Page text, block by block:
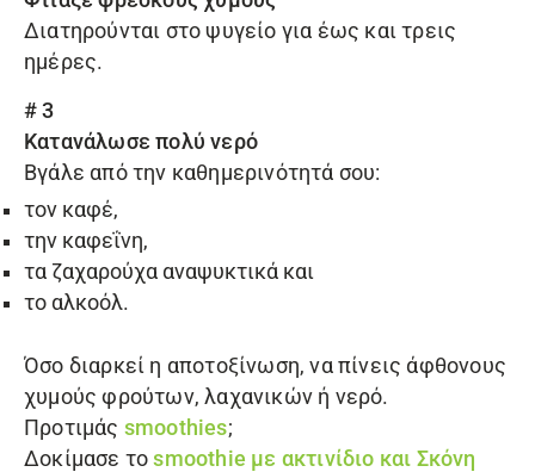
Διατηρούνται στο ψυγείο για έως και τρεις
ημέρες.
# 3
Κατανάλωσε πολύ νερό
Βγάλε από την καθημερινότητά σου:
τον καφέ,
την καφεΐνη,
τα ζαχαρούχα αναψυκτικά και
το αλκοόλ.
Όσο διαρκεί η αποτοξίνωση, να πίνεις άφθονους
χυμούς φρούτων, λαχανικών ή νερό.
Προτιμάς smoothies;
Δοκίμασε τοsmoothie με ακτινίδιο και Σκόνη